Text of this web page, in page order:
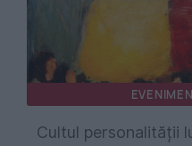
Cultul personalității